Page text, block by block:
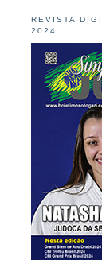
REVISTA
2024